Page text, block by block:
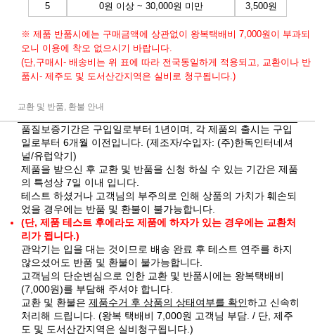
5
0원 이상 ~ 30,000원 미만 3,500원
※ 제품 반품시에는 구매금액에 상관없이 왕복택배비 7,000원이 부과되
오니 이용에 착오 없으시기 바랍니다.
(단,구매시- 배송비는 위 표에 따라 전국동일하게 적용되고, 교환이나 반
품시- 제주도 및 도서산간지역은 실비로 청구됩니다.)
교환 및 반품, 환불 안내
품질보증기간은 구입일로부터 1년이며, 각 제품의 출시는 구입
일로부터 6개월 이전입니다. (제조자/수입자: (주)한독인터네셔
널/유럽악기)
제품을 받으신 후 교환 및 반품을 신청 하실 수 있는 기간은 제품
의 특성상 7일 이내 입니다.
테스트 하셨거나 고객님의 부주의로 인해 상품의 가치가 훼손되
었을 경우에는 반품 및 환불이 불가능합니다.
(단, 제품 테스트 후에라도 제품에 하자가 있는 경우에는 교환처
리가 됩니다.)
관악기는 입을 대는 것이므로 배송 완료 후 테스트 연주를 하지
않으셨어도 반품 및 환불이 불가능합니다.
고객님의 단순변심으로 인한 교환 및 반품시에는 왕복택배비
(7,000원)를 부담해 주셔야 합니다.
교환 및 환불은 제품수거 후 상품의 상태여부를 확인하고 신속히
처리해 드립니다. (왕복 택배비 7,000원 고객님 부담. / 단, 제주
도 및 도서산간지역은 실비청구됩니다.)